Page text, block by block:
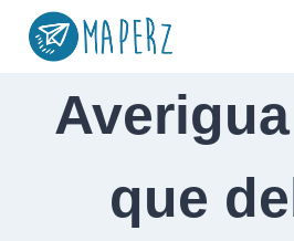
Saltar
que